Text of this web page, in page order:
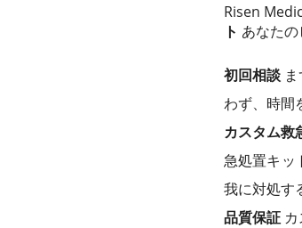
Risen
ト あなた
初回相談
わず、時間
カスタム救
急処置キッ
我に対処す
品質保証